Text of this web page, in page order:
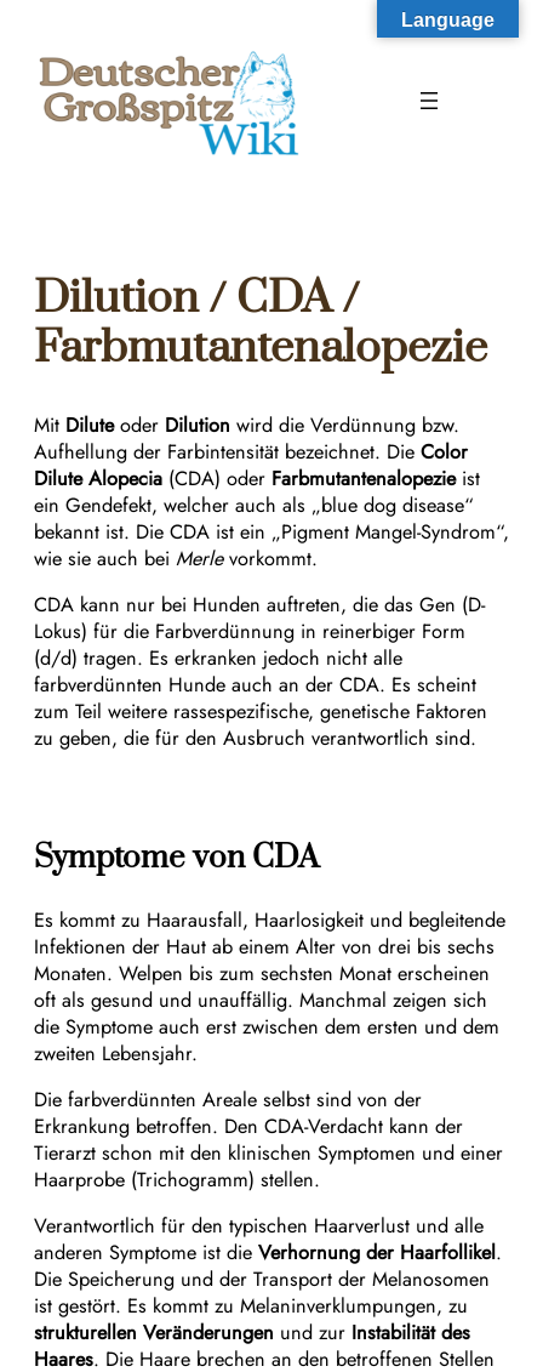
springen
Dilution / CDA /
Farbmutantenalopezie
Mit Diluteoder Dilution wird die Verdünnung bzw.
Aufhellung der Farbintensität bezeichnet. Die Color
Dilute Alopecia (CDA) oder Farbmutantenalopezieist
ein Gendefekt, welcher auch als „blue dog disease“
bekannt ist. Die CDA ist ein „Pigment Mangel-Syndrom“,
wie sie auch bei Merlevorkommt.
CDA kann nur bei Hunden auftreten, die das Gen (D-
Lokus) für die Farbverdünnung in reinerbiger Form
(d/d) tragen. Es erkranken jedoch nicht alle
farbverdünnten Hunde auch an der CDA. Es scheint
zum Teil weitere rassespezifische, genetische Faktoren
zu geben, die für den Ausbruch verantwortlich sind.
Symptome von CDA
Es kommt zu Haarausfall, Haarlosigkeit und begleitende
Infektionen der Haut ab einem Alter von drei bis sechs
Monaten. Welpen bis zum sechsten Monat erscheinen
oft als gesund und unauffällig. Manchmal zeigen sich
die Symptome auch erst zwischen dem ersten und dem
zweiten Lebensjahr.
Die farbverdünnten Areale selbst sind von der
Erkrankung betroffen. Den CDA-Verdacht kann der
Tierarzt schon mit den klinischen Symptomen und einer
Haarprobe (Trichogramm) stellen.
Verantwortlich für den typischen Haarverlust und alle
anderen Symptome ist die Verhornung der Haarfollikel.
Die Speicherung und der Transport der Melanosomen
ist gestört. Es kommt zu Melaninverklumpungen, zu
strukturellen Veränderungen und zur Instabilität des
Haares. Die Haare brechen an den betroffenen Stellen
Language